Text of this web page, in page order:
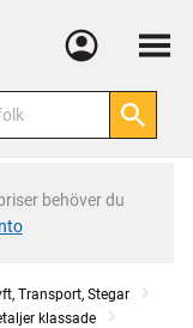
Meny
behöver du
Transport, Stegar
klassade